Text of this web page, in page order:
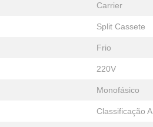
Carrier
Split Cassete
Frio
220V
Monofásico
Classificação A